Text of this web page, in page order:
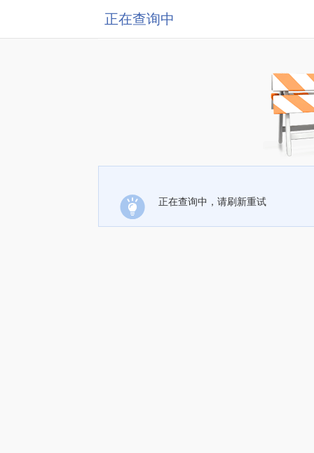
正在查询中
正在查询中，请刷新重试